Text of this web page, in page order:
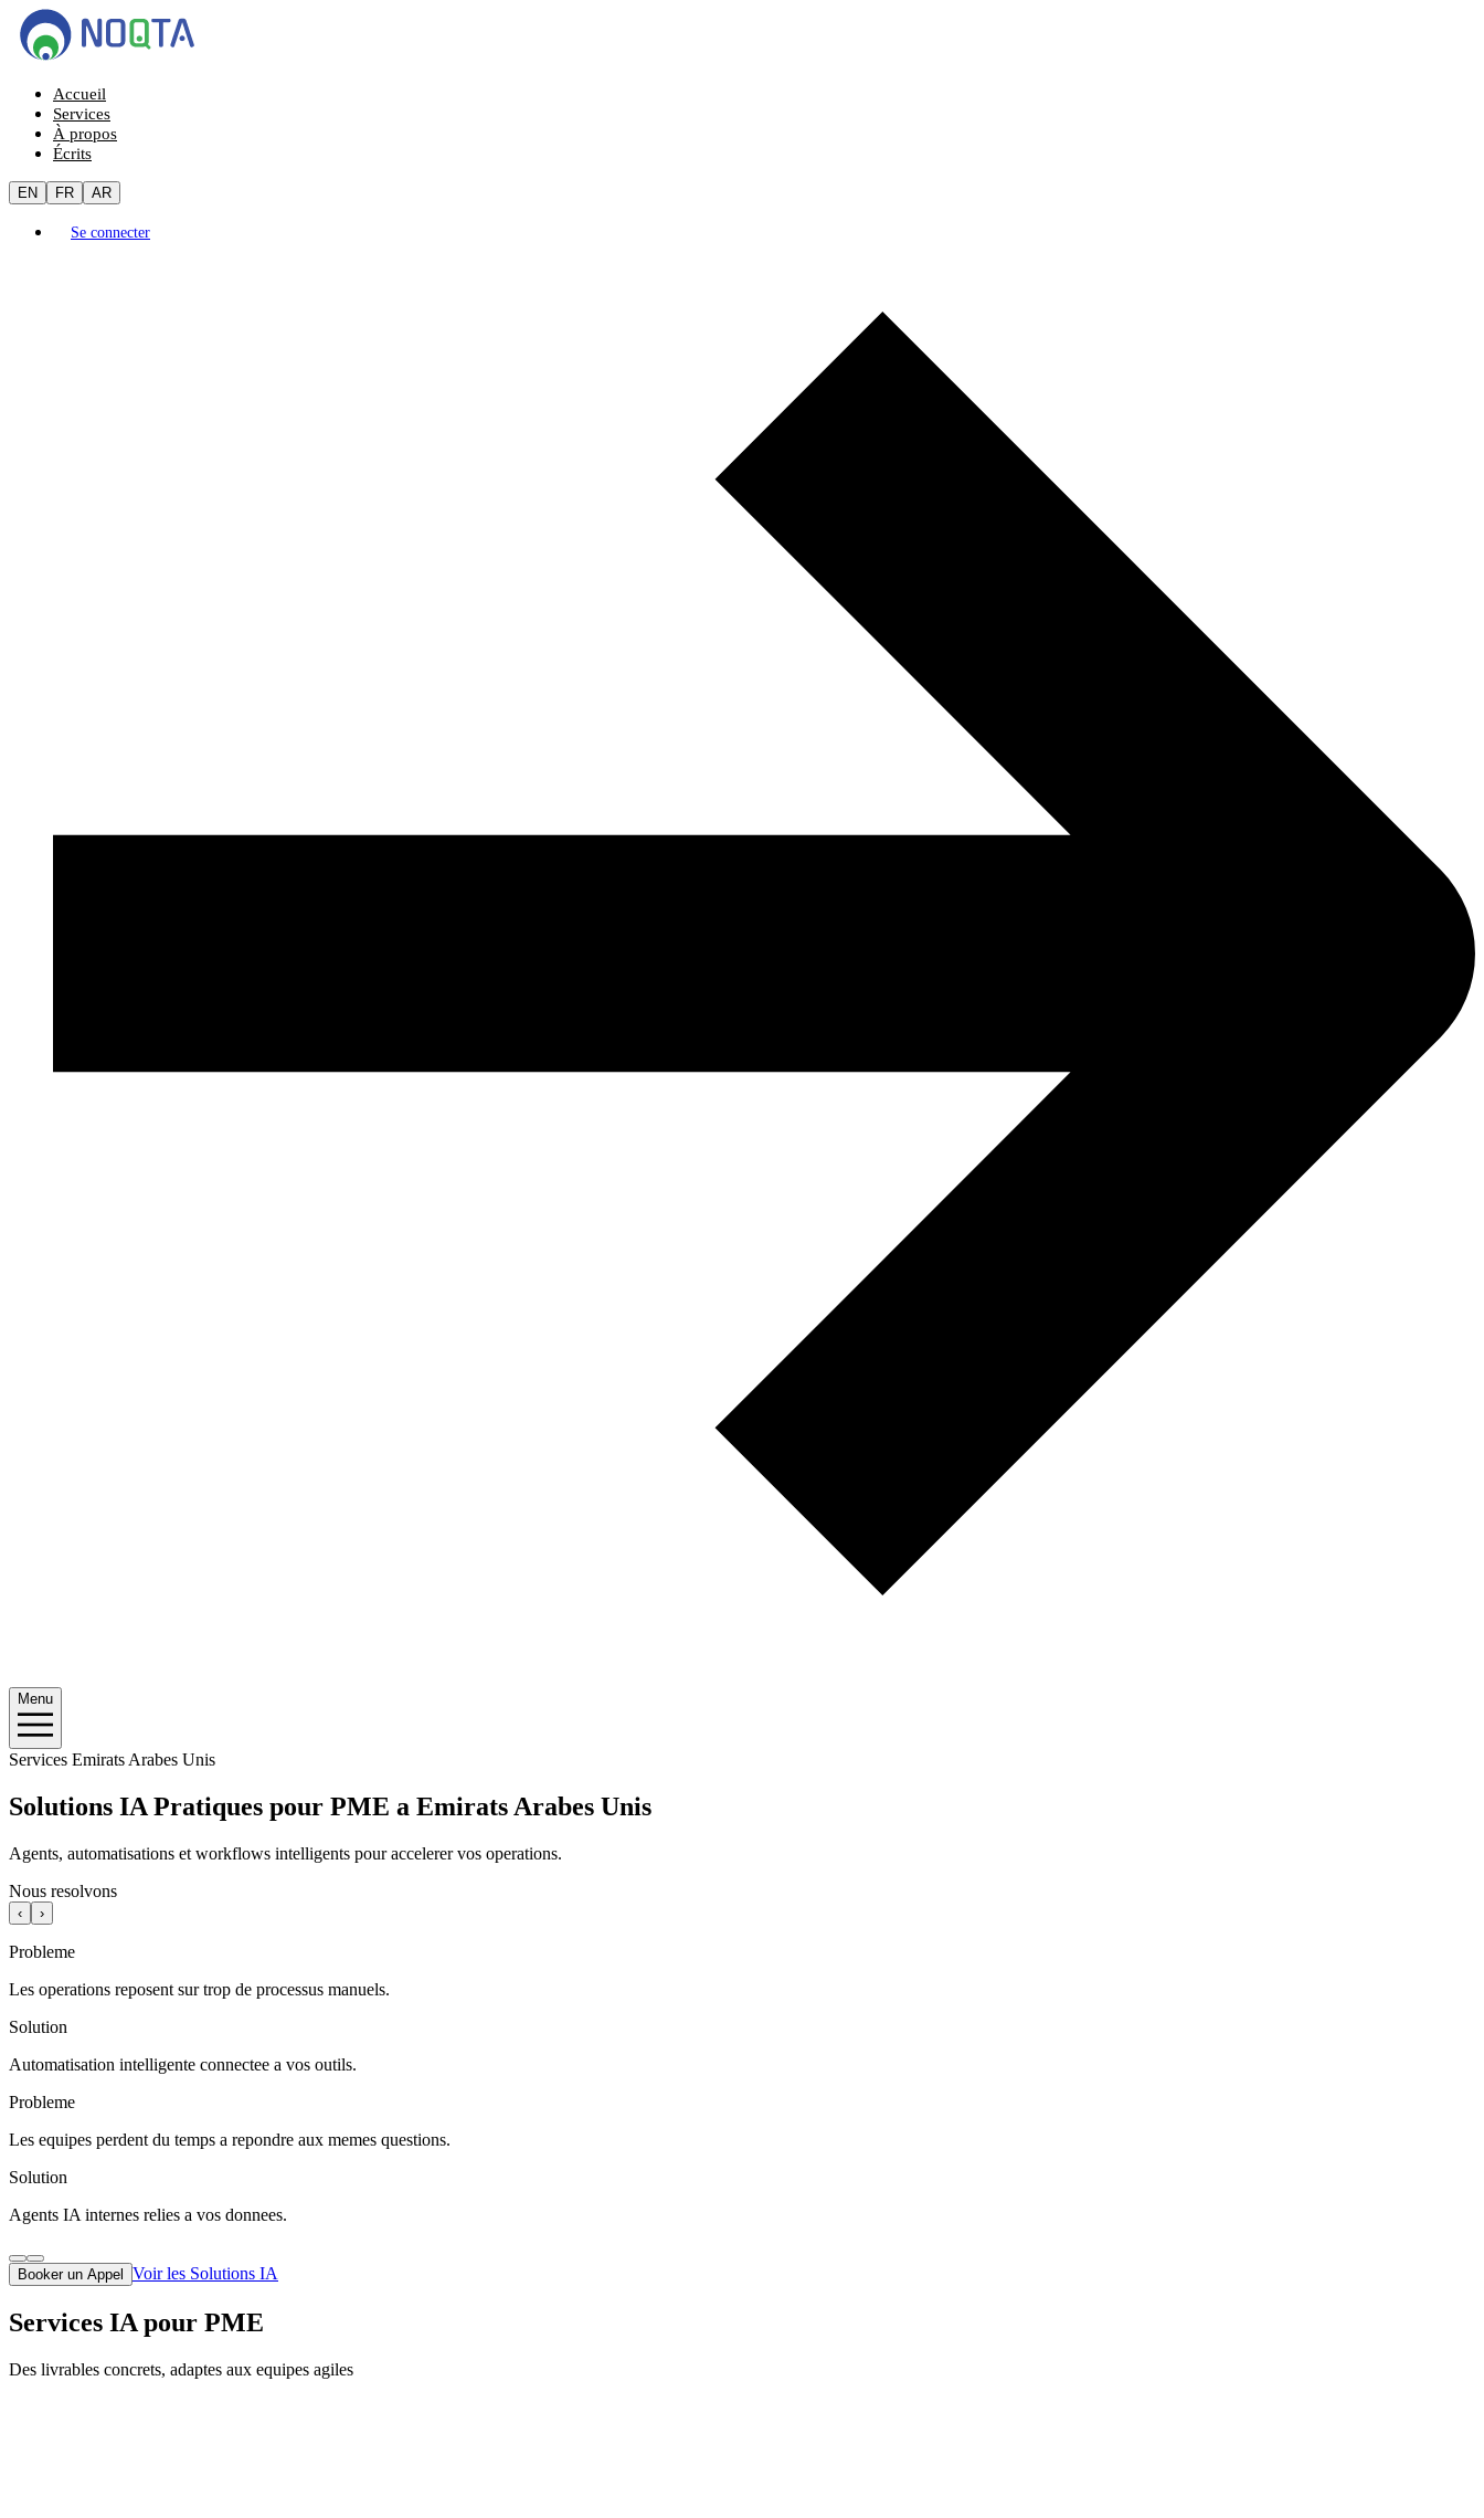
Accueil
Services
À propos
Écrits
EN FR AR
Se connecter
Menu
Services Emirats Arabes Unis
Solutions IA Pratiques pour PME a Emirats Arabes Unis
Agents, automatisations et workflows intelligents pour accelerer vos operations.
Nous resolvons
‹ ›
Probleme
Les operations reposent sur trop de processus manuels.
Solution
Automatisation intelligente connectee a vos outils.
Probleme
Les equipes perdent du temps a repondre aux memes questions.
Solution
Agents IA internes relies a vos donnees.
Booker un Appel Voir les Solutions IA
Services IA pour PME
Des livrables concrets, adaptes aux equipes agiles